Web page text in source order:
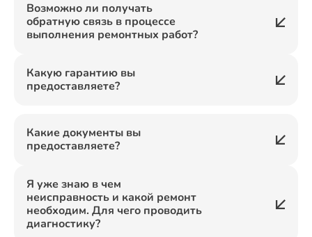
Возможно ли получать
обратную связь в процессе
выполнения ремонтных работ?
Какую гарантию вы
предоставляете?
Какие документы вы
предоставляете?
Я уже знаю в чем
неисправность и какой ремонт
необходим. Для чего проводить
диагностику?